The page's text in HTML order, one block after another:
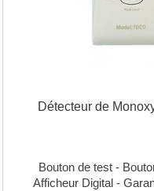
Détecteur de
Bouton de test -
Afficheur Digital -